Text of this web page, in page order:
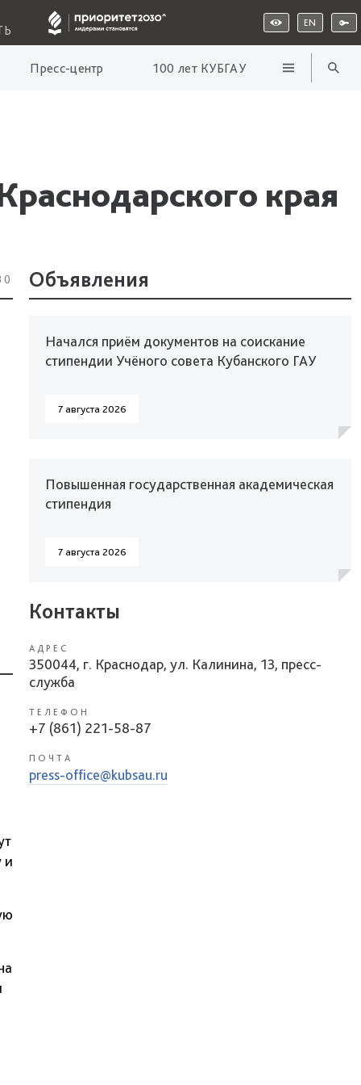
EN
Пресс-центр 100 лет КУБГАУ
края
и
Объявления
Начался приём документов на соискание
стипендии Учёного совета Кубанского ГАУ
7 августа 2026
Повышенная государственная академическая
стипендия
7 августа 2026
Контакты
АДРЕС
350044, г. Краснодар, ул. Калинина, 13, пресс-
служба
ТЕЛЕФОН
+7 (861) 221-58-87
ПОЧТА
press-office@kubsau.ru